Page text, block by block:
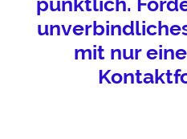
mit nur